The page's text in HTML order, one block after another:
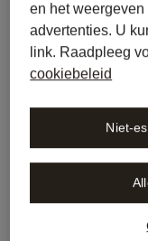
Libra
Swiss
The authority
verifiable AI.
“Juristische
sondern
Juristen direkt in
en het
advertenties. U
link. Raadpleeg
cookiebeleid
Niet-